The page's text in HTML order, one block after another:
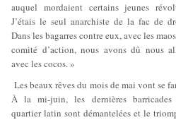
auquel mordaient certains jeunes
J’étais le seul anarchiste de la fac de
Dans les bagarres contre eux, avec les
comité d’action, nous avons dû nous
avec les cocos. »
Les beaux rêves du mois de mai vont se
À la mi-juin, les dernières
quartier latin sont démantelées et le